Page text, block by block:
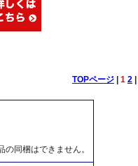
TOPページ| 1 2|
同梱はできません。